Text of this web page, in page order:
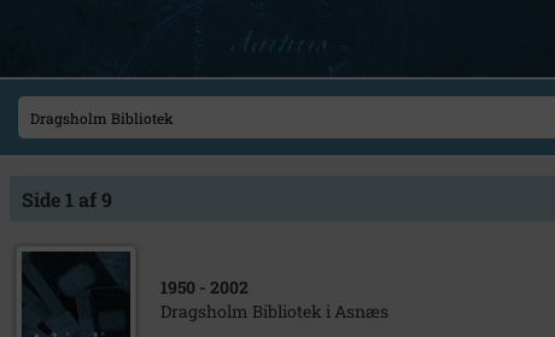
Side 1 af 9
1950 - 2002
Dragsholm Bibliotek i Asnæs